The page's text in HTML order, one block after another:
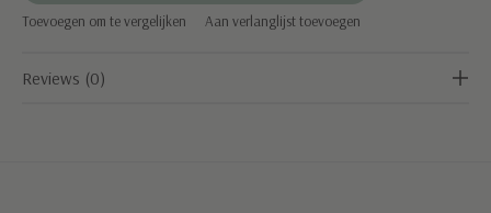
Toevoegen om te vergelijken Aan verlanglijst toevoegen
Reviews (0)